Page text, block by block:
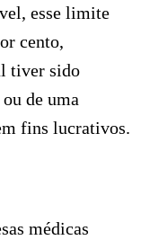
esse limite
cento,
tiver sido
de uma
fins lucrativos.
médicas